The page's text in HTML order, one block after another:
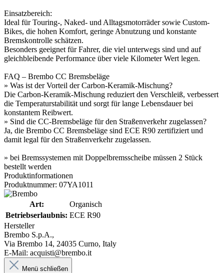
Einsatzbereich:
Ideal für Touring-, Naked- und Alltagsmotorräder sowie Custom-
Bikes, die hohen Komfort, geringe Abnutzung und konstante
Bremskontrolle schätzen.
Besonders geeignet für Fahrer, die viel unterwegs sind und auf
gleichbleibende Performance über viele Kilometer Wert legen.
FAQ – Brembo CC Bremsbeläge
» Was ist der Vorteil der Carbon-Keramik-Mischung?
Die Carbon-Keramik-Mischung reduziert den Verschleiß, verbessert
die Temperaturstabilität und sorgt für lange Lebensdauer bei
konstantem Reibwert.
» Sind die CC-Bremsbeläge für den Straßenverkehr zugelassen?
Ja, die Brembo CC Bremsbeläge sind ECE R90 zertifiziert und
damit legal für den Straßenverkehr zugelassen.
» bei Bremssystemen mit Doppelbremsscheibe müssen 2 Stück
bestellt werden
Produktinformationen
Produktnummer: 07YA1011
Art:
Organisch
Betriebserlaubnis: ECE R90
Hersteller
Brembo S.p.A.,
Via Brembo 14, 24035 Curno, Italy
E-Mail: acquisti@brembo.it
Menü schließen